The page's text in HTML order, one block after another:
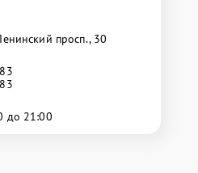
просп., 30
до 21:00